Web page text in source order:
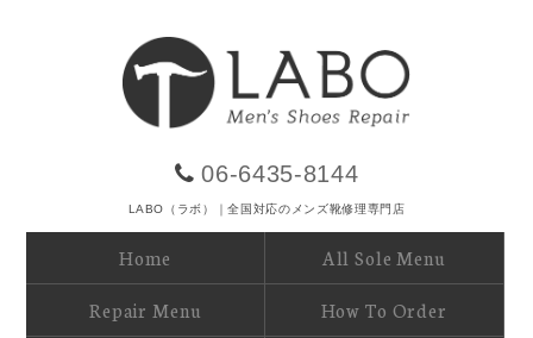
06-6435-8144
LABO（ラボ）｜全国対応のメンズ靴修理専門店
Home All Sole Menu
Repair Menu How To Order